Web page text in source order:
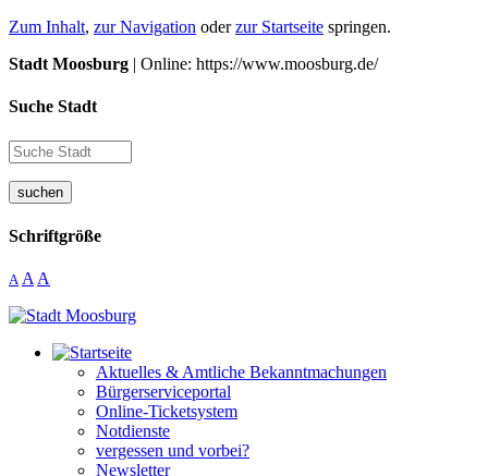
Zum Inhalt, zur Navigation oderzur Startseite springen.
Stadt Moosburg | Online: https://www.moosburg.de/
Suche Stadt
suchen
Schriftgröße
A A A
Aktuelles & Amtliche Bekanntmachungen
Bürgerserviceportal
Online-Ticketsystem
Notdienste
vergessen und vorbei?
Newsletter